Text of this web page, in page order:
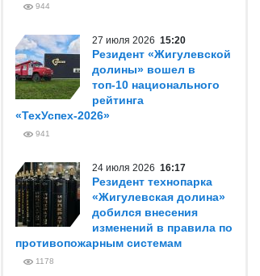
944
27 июля 2026 15:20
Резидент «Жигулевской
долины» вошел в
топ-10 национального
рейтинга
«ТехУспех-2026»
941
24 июля 2026 16:17
Резидент технопарка
«Жигулевская долина»
добился внесения
изменений в правила по
противопожарным системам
1178